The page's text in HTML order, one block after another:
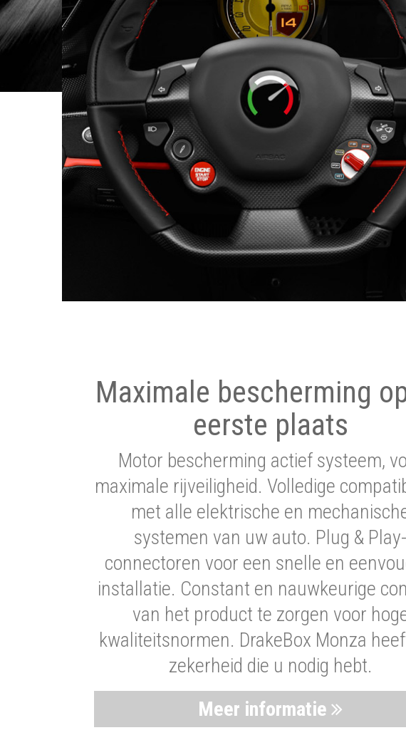
Maximale bescherming
eerste plaats
Motor bescherming actief systeem,
maximale rijveiligheid. Volledige
met alle elektrische en
systemen van uw auto. Plug & Play-
connectoren voor een snelle en
installatie. Constant en nauwkeurige
van het product te zorgen voor
kwaliteitsnormen. DrakeBox Monza
zekerheid die u nodig hebt.
Meer informatie